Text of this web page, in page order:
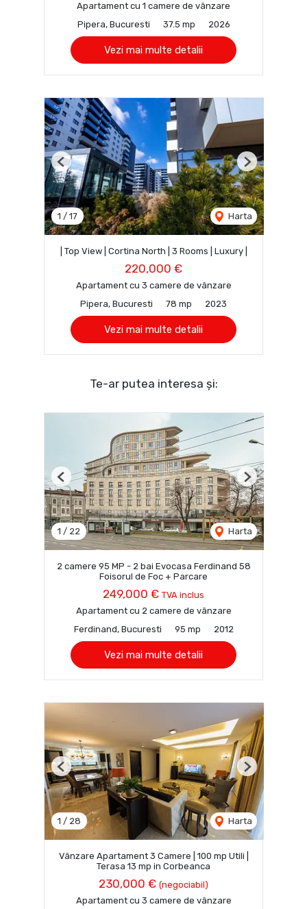
Apartament cu 1 camere de vânzare
Pipera, Bucuresti
37.5 mp 2026
Vezi mai multe detalii
1 / 17 Harta
Previous Next
| Top View | Cortina North | 3 Rooms | Luxury |
220,000 €
Apartament cu 3 camere de vânzare
Pipera, Bucuresti
78 mp 2023
Vezi mai multe detalii
Te-ar putea interesa și:
1 / 22 Harta
Previous Next
2 camere 95 MP - 2 bai Evocasa Ferdinand 58
Foisorul de Foc + Parcare
249,000 € TVA inclus
Apartament cu 2 camere de vânzare
Ferdinand, Bucuresti
95 mp 2012
Vezi mai multe detalii
1 / 28 Harta
Previous Next
Vânzare Apartament 3 Camere | 100 mp Utili |
Terasa 13 mp in Corbeanca
230,000 € (negociabil)
Apartament cu 3 camere de vânzare